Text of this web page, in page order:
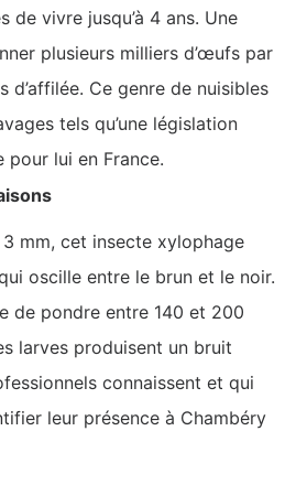
de vivre jusqu’à 4 ans. Une
plusieurs milliers d’œufs par
d’affilée. Ce genre de nuisibles
tels qu’une législation
pour lui en France.
3 mm, cet insecte xylophage
oscille entre le brun et le noir.
de pondre entre 140 et 200
larves produisent un bruit
connaissent et qui
leur présence à Chambéry